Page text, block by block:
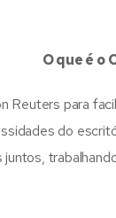
O que é o
para
do